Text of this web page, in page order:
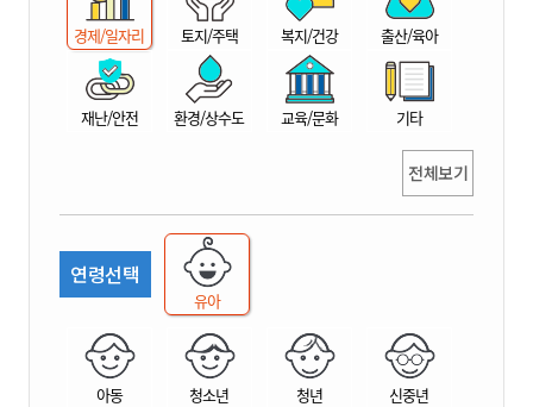
산
경제/일자리 토지/주택 복지/건강 출산/육아
재난/안전 환경/상수도 교육/문화 기타
전체보기
연령선택
유아
아동 청소년 청년 신중년